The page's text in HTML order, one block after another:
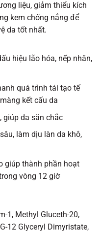
liệu, giảm thiểu kích
kem chống nắng để
da tốt nhất.
hiệu lão hóa, nếp nhăn,
quá trình tái tạo tế
kết cấu da
giúp da săn chắc
làm dịu làn da khô,
giúp thành phần hoạt
vòng 12 giờ
1​,​ Methyl Gluceth-20​,​
12 Glyceryl Dimyristate,​